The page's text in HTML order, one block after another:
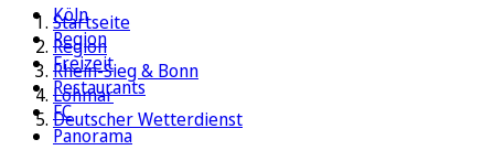
Köln
Region
Freizeit
Restaurants
FC
Panorama
Startseite
Region
Rhein-Sieg & Bonn
Lohmar
Deutscher Wetterdienst